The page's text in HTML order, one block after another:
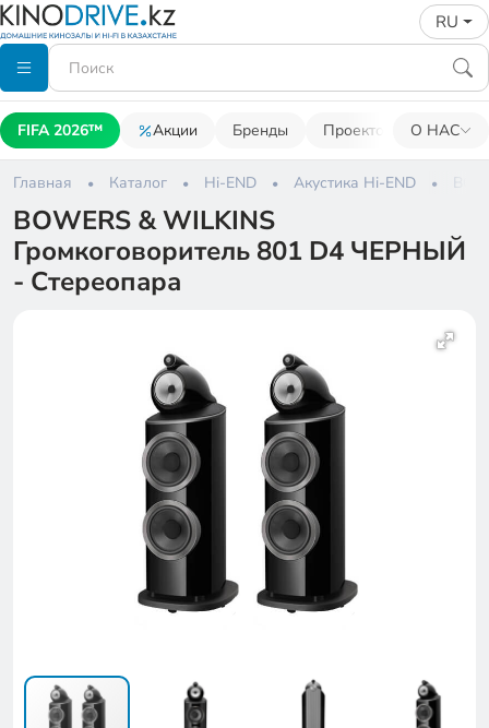
RU
FIFA 2026™ Акции Бренды Проекторы О НАС
Главная Каталог Hi-END Акустика Hi-END
BOWERS & WILKINS
Громкоговоритель 801 D4 ЧЕРНЫЙ
- Стереопара